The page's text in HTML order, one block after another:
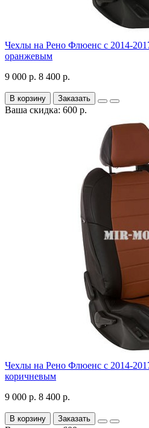
Чехлы на Рено Флюенс с 2014-
оранжевым
9 000 р. 8 400 р.
В корзину Заказать
Ваша скидка: 600 р.
Чехлы на Рено Флюенс с 2014-
коричневым
9 000 р. 8 400 р.
В корзину Заказать